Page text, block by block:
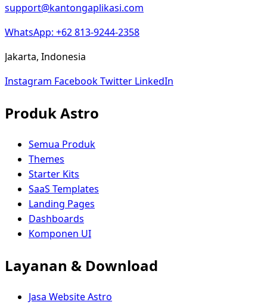
support@kantongaplikasi.com
WhatsApp: +62 813-9244-2358
Jakarta, Indonesia
Instagram FacebookTwitter LinkedIn
Produk Astro
Semua Produk
Themes
Starter Kits
SaaS Templates
Landing Pages
Dashboards
Komponen UI
Layanan & Download
Jasa Website Astro